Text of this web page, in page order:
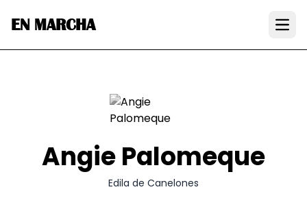
EN MARCHA
Angie Palomeque
Edila de Canelones